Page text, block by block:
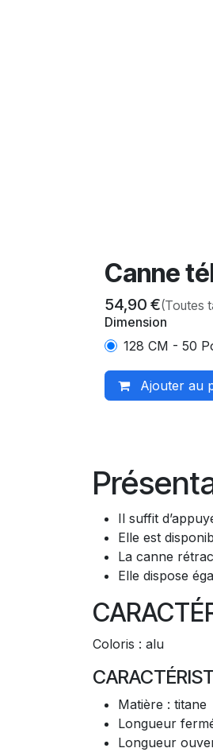
Canne
54,90 €(Toutes
Dimension
128 CM - 50
Ajouter au
Il suffit
Elle est
La canne
Elle dispose
Coloris : alu
Matière : titane
Longueur
Longueur